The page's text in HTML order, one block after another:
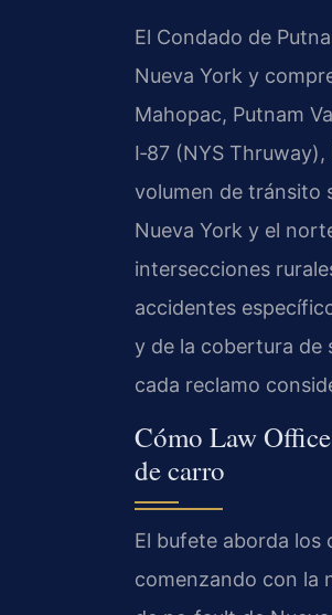
El Condado de
Nueva York y
Mahopac, Putnam
I‑87 (NYS
volumen de tránsito
Nueva York y el
intersecciones
accidentes
y de la cobertura de
cada reclamo
Cómo Law
de carro
El bufete aborda los
comenzando con la